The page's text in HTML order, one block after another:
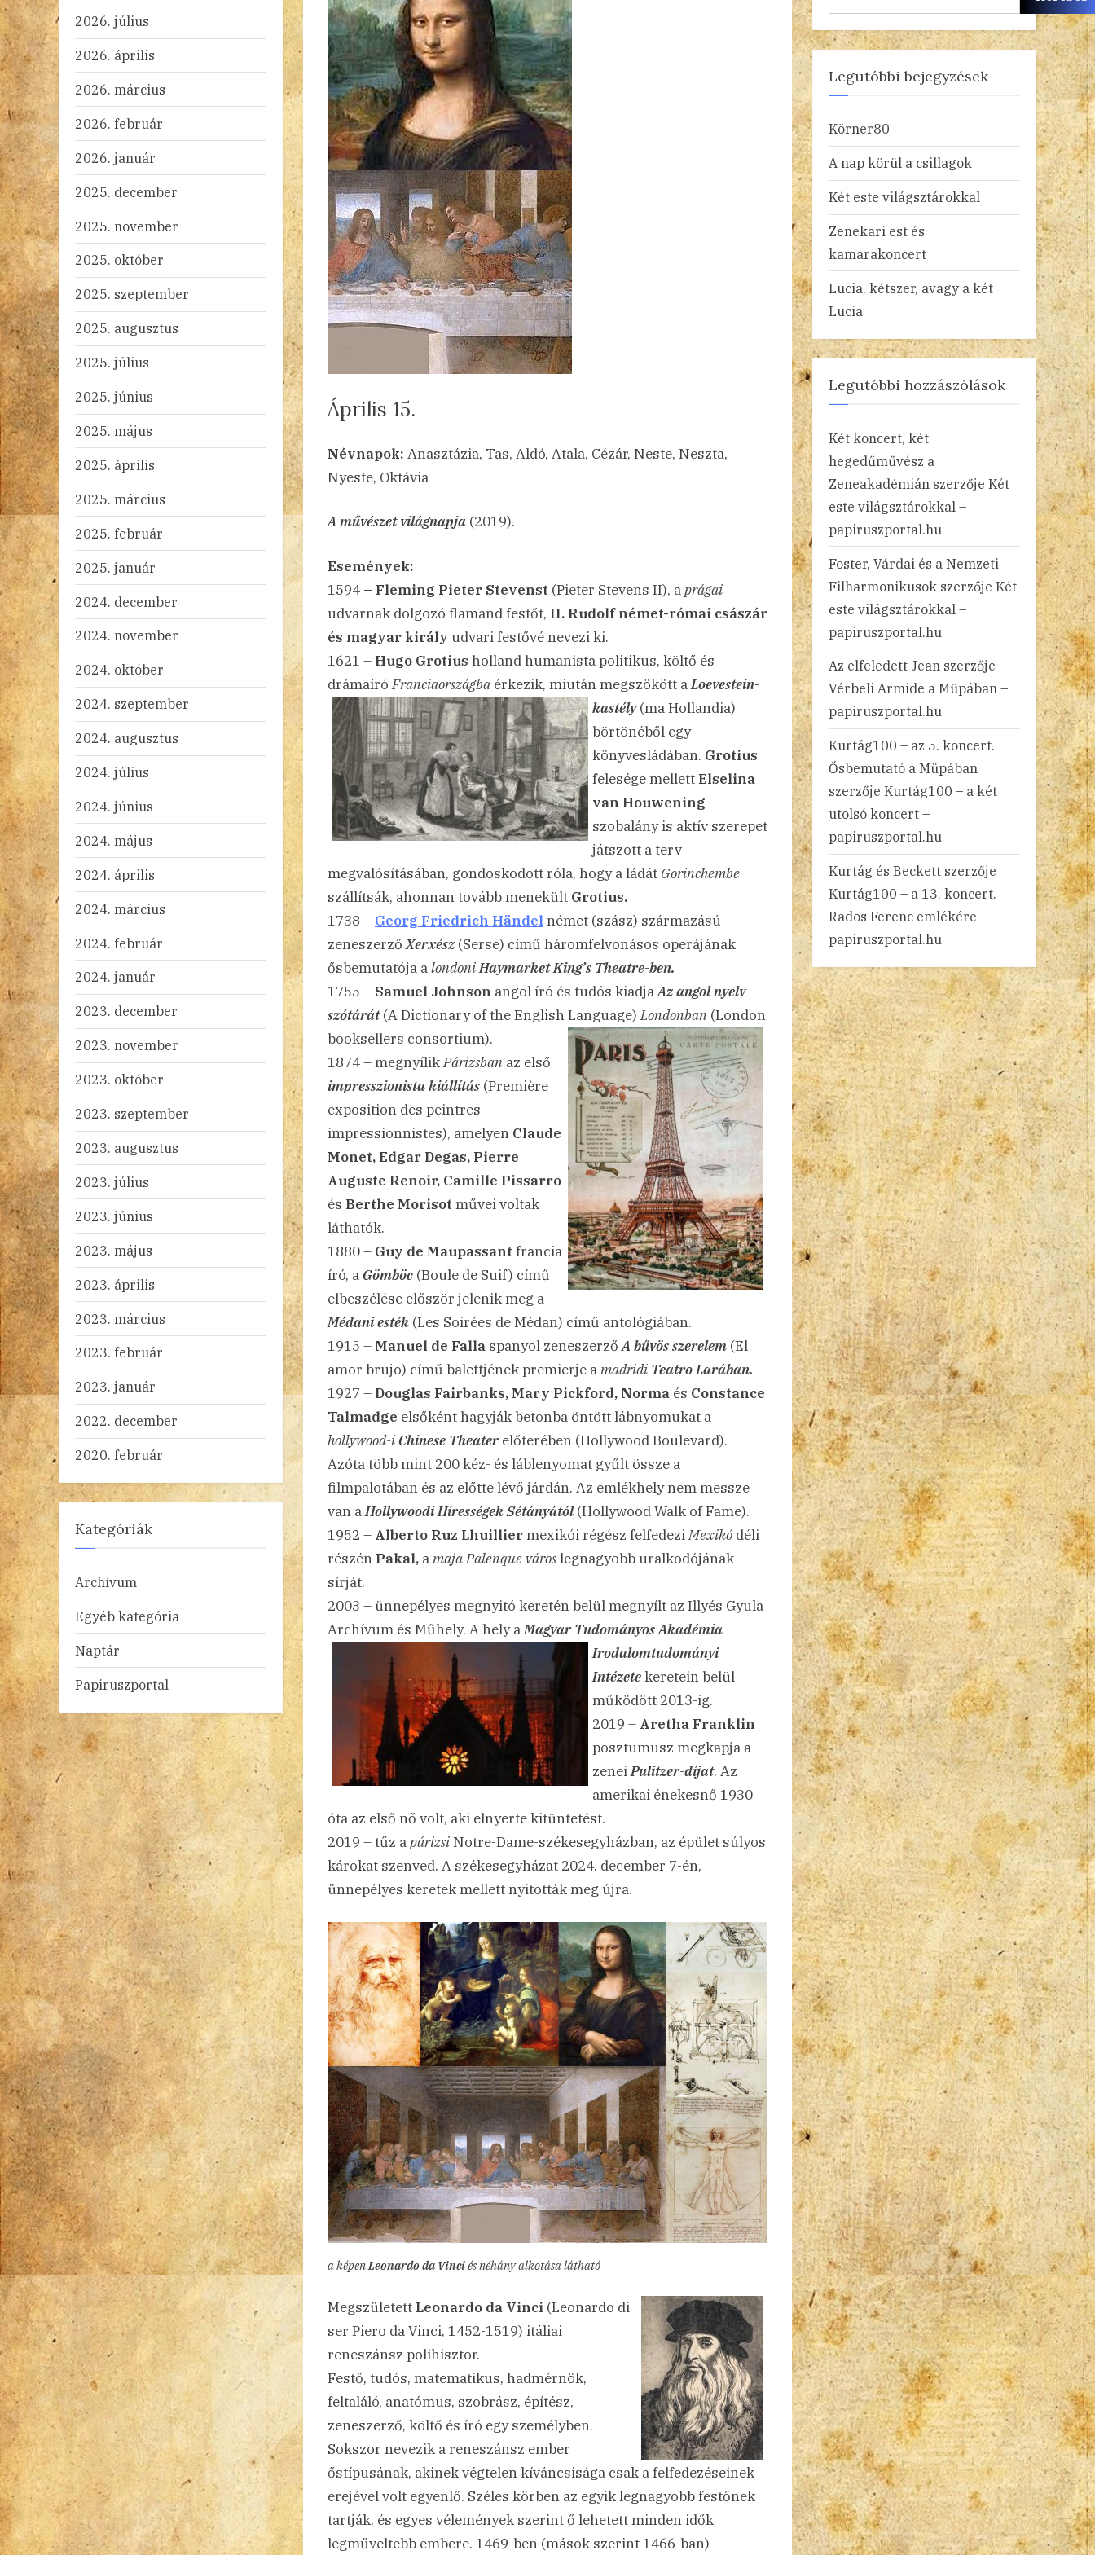
Április 15.
2023.04.15.
Nincs hozzászólás
a(z)
Április
Névnapok: Anasztázia, Tas, Aldó, Atala, Cézár, Neste, Neszta,
Nyeste, Oktávia
A művészet világnapja (2019).
Események:
1594 – Fleming Pieter Stevenst (Pieter Stevens II), aprágai
udvarnak dolgozó flamand festőt, II. Rudolf német-római császár
és magyar király udvari festővé nevezi ki.
1621 – Hugo Grotius holland humanista politikus, költő és
drámaíróFranciaországba érkezik, miután megszökött aLoevestein-
kastély(ma Hollandia)
börtönéből egy
könyvesládában. Grotius
felesége mellettElselina
van Houwening
szobalány is aktív szerepet
játszott a terv
megvalósításában, gondoskodott róla, hogy a ládát Gorinchembe
szállítsák, ahonnan tovább menekült Grotius.
1738 – Georg Friedrich Händel német (szász) származású
zeneszerzőXerxész (Serse) című háromfelvonásos operájának
ősbemutatója alondoniHaymarket King’s Theatre-ben.
1755 – Samuel Johnson angol író és tudós kiadjaAz angol nyelv
szótárát(A Dictionary of the English Language)Londonban (London
booksellers consortium).
1874 – megnyílikPárizsban az első
impresszionista kiállítás (Première
exposition des peintres
impressionnistes), amelyen Claude
Monet, Edgar Degas, Pierre
Auguste Renoir, Camille Pissarro
és Berthe Morisot művei voltak
láthatók.
1880 – Guy de Maupassant francia
író, a Gömböc (Boule de Suif) című
elbeszélése először jelenik meg a
Médani esték (Les Soirées de Médan) című antológiában.
1915 – Manuel de Falla spanyol zeneszerzőA bűvös szerelem (El
amor brujo) című balettjének premierje amadridi Teatro Larában.
1927 – Douglas Fairbanks, Mary Pickford, Norma és Constance
Talmadge elsőként hagyják betonba öntött lábnyomukat a
hollywood-iChinese Theaterelőterében (Hollywood Boulevard).
Azóta több mint 200 kéz- és láblenyomat gyűlt össze a
filmpalotában és az előtte lévő járdán. Az emlékhely nem messze
van aHollywoodi Hírességek Sétányától(Hollywood Walk of Fame).
1952 – Alberto Ruz Lhuilliermexikói régész felfedeziMexikó déli
részén Pakal, amaja Palenque városlegnagyobb uralkodójának
sírját.
2003 – ünnepélyes megnyitó keretén belül megnyílt az Illyés Gyula
Archívum és Műhely. A hely aMagyar TudományosAkadémia
Irodalomtudományi
Intézetekeretein belül
működött 2013-ig.
2019 – Aretha Franklin
posztumusz megkapja a
zeneiPulitzer-díjat. Az
amerikai énekesnő 1930
óta az első nő volt, aki elnyerte kitüntetést.
2019 – tűz apárizsiNotre-Dame-székesegyházban, az épület súlyos
károkat szenved. A székesegyházat 2024. december 7-én,
ünnepélyes keretek mellett nyitották meg újra.
a képen Leonardo da Vinciés néhány alkotása látható
Megszületett Leonardo da Vinci (Leonardo di
ser Piero da Vinci, 1452-1519) itáliai
reneszánsz polihisztor.
Festő, tudós, matematikus, hadmérnök,
feltaláló, anatómus, szobrász, építész,
zeneszerző, költő és író egy személyben.
Sokszor nevezik a reneszánsz ember
őstípusának, akinek végtelen kíváncsisága csak a felfedezéseinek
erejével volt egyenlő. Széles körben az egyik legnagyobb festőnek
tartják, és egyes vélemények szerint ő lehetett minden idők
legműveltebb embere. 1469-ben (mások szerint 1466-ban)
2026. július
2026. április
2026. március
2026. február
2026. január
2025. december
2025. november
2025. október
2025. szeptember
2025. augusztus
2025. július
2025. június
2025. május
2025. április
2025. március
2025. február
2025. január
2024. december
2024. november
2024. október
2024. szeptember
2024. augusztus
2024. július
2024. június
2024. május
2024. április
2024. március
2024. február
2024. január
2023. december
2023. november
2023. október
2023. szeptember
2023. augusztus
2023. július
2023. június
2023. május
2023. április
2023. március
2023. február
2023. január
2022. december
2020. február
Kategóriák
Archívum
Egyéb kategória
Naptár
Papiruszportal
Legutóbbi bejegyzések
Körner80
A nap körül a csillagok
Két este világsztárokkal
Zenekari est és
kamarakoncert
Lucia, kétszer, avagy a két
Lucia
Legutóbbi hozzászólások
Két koncert, két
hegedűművész a
Zeneakadémián szerzője Két
este világsztárokkal –
papiruszportal.hu
Foster, Várdai és a Nemzeti
Filharmonikusok szerzője Két
este világsztárokkal –
papiruszportal.hu
Az elfeledett Jean szerzője
Vérbeli Armide a Müpában –
papiruszportal.hu
Kurtág100 – az 5. koncert.
Ősbemutató a Müpában
szerzője Kurtág100 – a két
utolsó koncert –
papiruszportal.hu
Kurtág és Beckett szerzője
Kurtág100 – a 13. koncert.
Rados Ferenc emlékére –
papiruszportal.hu